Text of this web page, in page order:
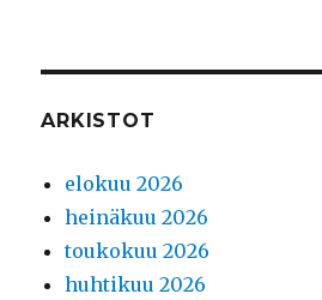
ARKISTOT
elokuu 2026
heinäkuu 2026
toukokuu 2026
huhtikuu 2026